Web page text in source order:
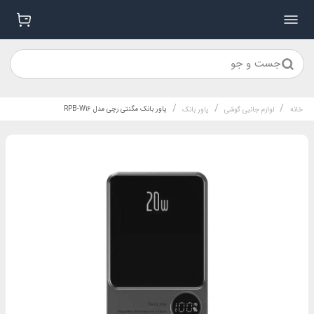
جست و جو
خانه / لوازم جانبی گوشی / پاور بانک / پاور بانک مگنتی رچی مدل RPB-W16